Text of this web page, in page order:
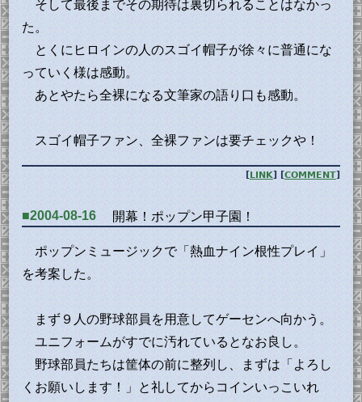
そして最後までその期待は裏切られることはなかっ
た。
とくにヒロインの人のスゴイ帽子が徐々に普通にな
っていく様は感動。
あとやたら全裸になる文筆家の語り口も感動。
スゴイ帽子ファン、全裸ファンは要チェックや！
[LINK] [COMMENT]
■2004-08-16 開幕！ポップン甲子園！
ポップンミュージックで「熱血ナイン根性プレイ」
を考案した。
まず９人の野球部員を用意してゲーセンへ向かう。
ユニフォームがすでに汚れているとなお良し。
野球部員たちは筐体の前に整列し、まずは「よろし
くお願いします！」と礼してからコインいっこいれ